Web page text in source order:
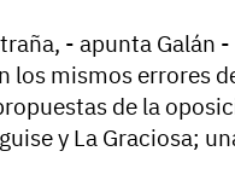
- apunta Galán
los mismos errores
de la
y La Graciosa;